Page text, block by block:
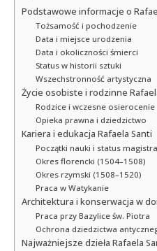
Podstawowe informacje o
Tożsamość i pochodzenie
Data i miejsce urodzenia
Data i okoliczności śmierci
Status w historii sztuki
Wszechstronność artystyczna
Życie osobiste i rodzinne
Rodzice i wczesne osierocenie
Opieka prawna i dziedzictwo
Kariera i edukacja Rafaela Santi
Początki nauki i status magistra
Okres florencki (1504–1508)
Okres rzymski (1508–1520)
Praca w Watykanie
Architektura i konserwacja w
Praca przy Bazylice św. Piotra
Ochrona dziedzictwa
Najważniejsze dzieła Rafaela